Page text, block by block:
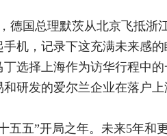
德国总理默茨从北京飞抵浙
机，记录下这充满未来感的
选择上海作为访华行程中
研发的爱尔兰企业在落户
五五”开局之年。未来5年和